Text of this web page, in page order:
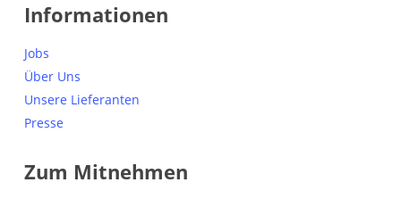
Informationen
Jobs
Über Uns
Unsere Lieferanten
Presse
Zum Mitnehmen